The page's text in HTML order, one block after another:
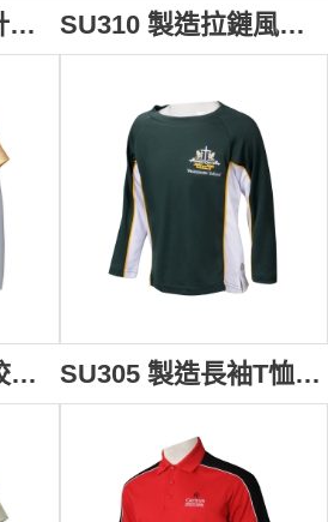
訂購撞色校服 設計繡花LOGO牛角袖校服 短袖校服專門店 澳洲 公立學校 SU322 SU310 製造拉鏈風褸校服 設計團體連帽拼接印花紅色邊風褸校服 校服批發商 國際學校 預備班 幼稚園
SU308 訂作短袖校服熱升華T恤 自製黃色圓領印LOGO熱升華 校服供應商 HK 國際學校 預備班 SU305 製造長袖T恤校服 設計拼接刺繡LOGO校服 校服專門店 英國